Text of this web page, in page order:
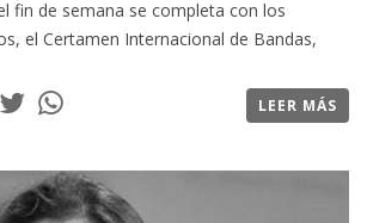
fin de semana se completa con los
el Certamen Internacional de Bandas,
LEER MÁS